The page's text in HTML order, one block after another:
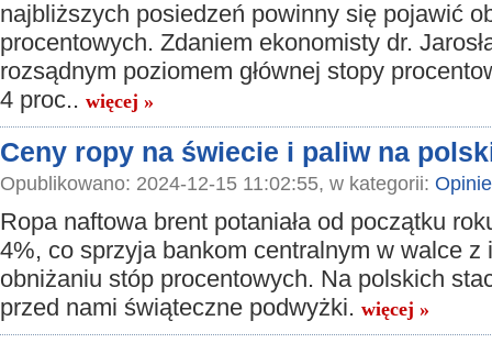
najbliższych posiedzeń powinny się pojawić
procentowych. Zdaniem ekonomisty dr.
rozsądnym poziomem głównej stopy
4 proc.. więcej »
Ceny ropy na świecie i paliw na
Opublikowano: 2024-12-15 11:02:55, w kategorii: Opinie
Ropa naftowa brent potaniała od początku
4%, co sprzyja bankom centralnym w walce z
obniżaniu stóp procentowych. Na polskich
przed nami świąteczne podwyżki. więcej »